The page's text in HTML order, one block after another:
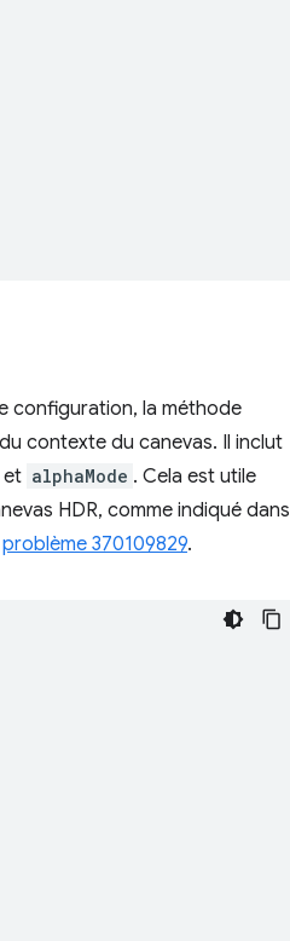
configuration, la méthode
contexte du canevas. Il inclut
et alphaMode . Cela est utile
HDR, comme indiqué dans
problème 370109829.